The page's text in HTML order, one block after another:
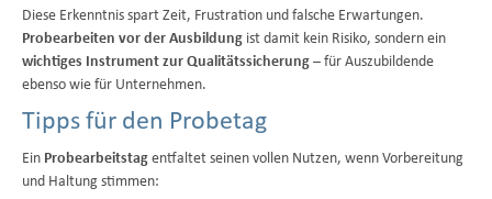
Diese Erkenntnis spart Zeit, Frustration und falsche Erwartungen.
Probearbeiten vor der Ausbildung ist damit kein Risiko, sondern ein
wichtiges Instrument zur Qualitätssicherung – für Auszubildende
ebenso wie für Unternehmen.
Tipps für den Probetag
Ein Probearbeitstag entfaltet seinen vollen Nutzen, wenn Vorbereitung
und Haltung stimmen: